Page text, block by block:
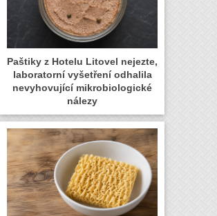
Paštiky z Hotelu Litovel nejezte,
laboratorní vyšetření odhalila
nevyhovující mikrobiologické
nálezy